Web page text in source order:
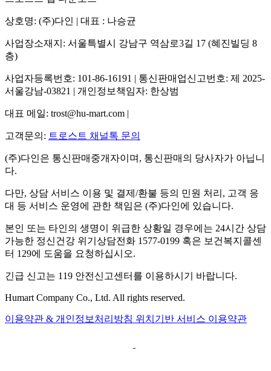
상호명: (주)다인 | 대표 : 나승균
사업장소재지: 서울특별시 강남구 역삼로3길 17 (혜진빌딩 8
층)
사업자등록번호: 101-86-16191 | 통신판매업신고번호: 제 2025-
서울강남-03821 | 개인정보책임자: 한상범
대표 메일: trost@hu-mart.com |
고객문의: 트로스트 채널톡 문의
(주)다인은 통신판매중개자이며, 통신판매의 당사자가 아닙니
다.
다만, 상담 서비스 이용 및 결제/환불 등의 민원 처리, 고객 응
대 등 서비스 운영에 관한 책임은 (주)다인에 있습니다.
본인 또는 타인의 생명이 위급한 상황일 경우에는 24시간 상담
가능한 정신건강 위기상담전화 1577-0199 혹은 보건복지콜센
터 129에 도움을 요청하십시오.
긴급 신고는 119 안전신고센터를 이용하시기 바랍니다.
Humart Company Co., Ltd. All rights reserved.
이용약관 & 개인정보처리방침 위치기반 서비스 이용약관